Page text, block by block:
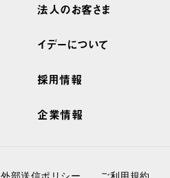
法人のお客さま
イデーについて
採用情報
企業情報
外部送信ポリシー ご利用規約